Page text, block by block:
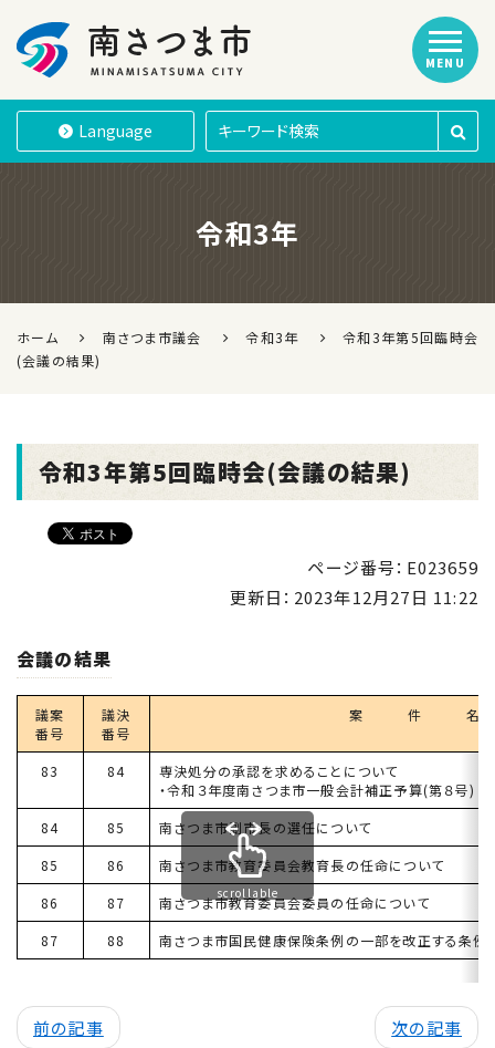
南さつま市
Language
MENU
令和3年
ホーム 南さつま市議会 令和3年
令和3年第5回臨時会
(会議の結果)
令和3年第5回臨時会(会議の結果)
ページ番号：E023659
更新日： 2023年12月27日 11:22
会議の結果
議案
番号
議決
番号
案 件 名
83 84
専決処分の承認を求めることについて
・令和３年度南さつま市一般会計補正予算(第８号)
84
85
南さつま市副市長の選任について
85
86
南さつま市教育委員会教育長の任命について
86
87
南さつま市教育委員会委員の任命について
87
88 南さつま市国民健康保険条例の一部を改正する条例
scrollable
前の記事 次の記事